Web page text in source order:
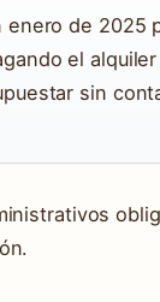
enero de
el
sin